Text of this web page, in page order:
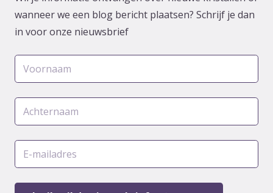
wanneer we een blog bericht plaatsen? Schrijf je dan
in voor onze nieuwsbrief